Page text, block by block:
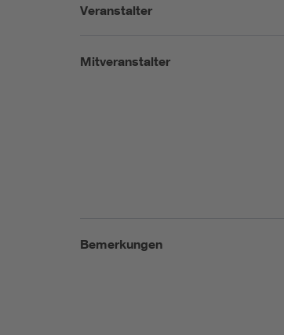
Veranstalter
Mitveranstalter
Bemerkungen